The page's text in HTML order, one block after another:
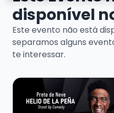
disponível
Este evento não está
separamos alguns
te interessar.
Veja mais sobre HELIO DE